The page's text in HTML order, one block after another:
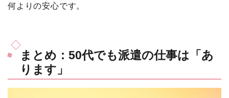
何よりの安心です。
まとめ：50代でも派遣の仕事は「あ
ります」